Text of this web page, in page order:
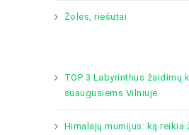
Žolės, riešutai
TOP 3 Labyrinthus žaidimų
suaugusiems Vilniuje
Himalajų mumijus: ką reikia